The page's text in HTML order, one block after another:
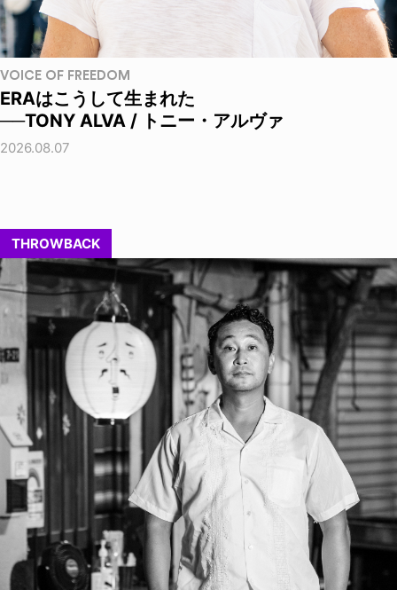
VOICE OF FREEDOM
ERAはこうして生まれた
──TONY ALVA / トニー・アルヴァ
2026.08.07
THROWBACK